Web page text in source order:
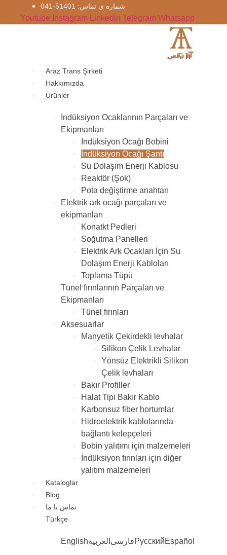
شماره‌ ی تماس: 51401-041
Youtube Instagram Linkedin Telegram Whatsapp
Araz Trans Şirketi
Hakkımızda
Ürünler
İndüksiyon Ocaklarının Parçaları ve
Ekipmanları
Indüksiyon Ocağı Bobini
İndüksiyon Ocağı Şantı
Su Dolaşım Enerji Kablosu
Reaktör (Şok)
Pota değiştirme anahtarı
Elektrik ark ocağı parçaları ve
ekipmanları
Konatkt Pedleri
Soğutma Panelleri
Elektrik Ark Ocakları İçin Su
Dolaşım Enerji Kabloları
Toplama Tüpü
Tünel fırınlarının Parçaları ve
Ekipmanları
Tünel fırınları
Aksesuarlar
Manyetik Çekirdekli levhalar
Silikon Çelik Levhalar
Yönsüz Elektrikli Silikon
Çelik levhaları
Bakır Profiller
Halat Tipi Bakır Kablo
Karbonsuz fiber hortumlar
Hidroelektrik kablolarında
bağlantı kelepçeleri
Bobin yalıtımı için malzemeleri
İndüksiyon fırınları için diğer
yalıtım malzemeleri
Kataloglar
Blog
تماس با ما
Türkçe
English فارسی العربية РусскийEspañol